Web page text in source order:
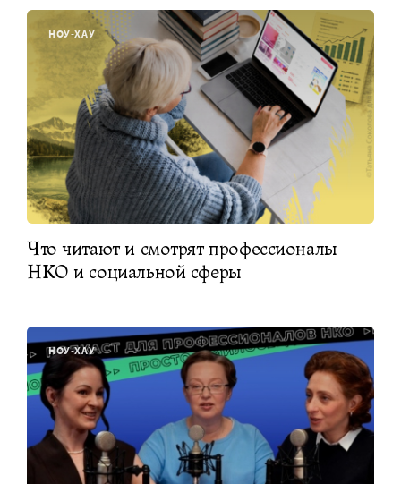
НОУ-ХАУ
Что читают и смотрят профессионалы
НКО и социальной сферы
НОУ-ХАУ